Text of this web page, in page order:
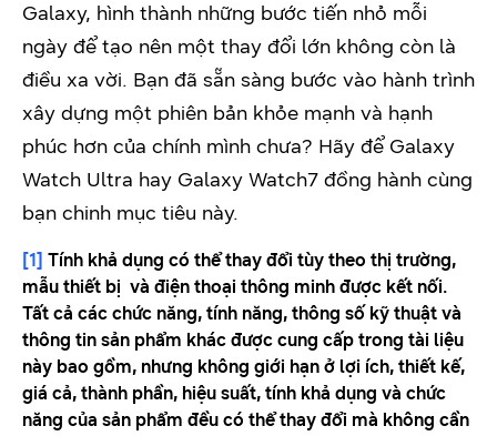
Galaxy, hình thành những bước tiến nhỏ mỗi
ngày để tạo nên một thay đổi lớn không còn là
điều xa vời. Bạn đã sẵn sàng bước vào hành trình
xây dựng một phiên bản khỏe mạnh và hạnh
phúc hơn của chính mình chưa? Hãy để Galaxy
Watch Ultra hay Galaxy Watch7 đồng hành cùng
bạn chinh mục tiêu này.
[1] Tính khả dụng có thể thay đổi tùy theo thị trường,
mẫu thiết bị và điện thoại thông minh được kết nối.
Tất cả các chức năng, tính năng, thông số kỹ thuật và
thông tin sản phẩm khác được cung cấp trong tài liệu
này bao gồm, nhưng không giới hạn ở lợi ích, thiết kế,
giá cả, thành phần, hiệu suất, tính khả dụng và chức
năng của sản phẩm đều có thể thay đổi mà không cần